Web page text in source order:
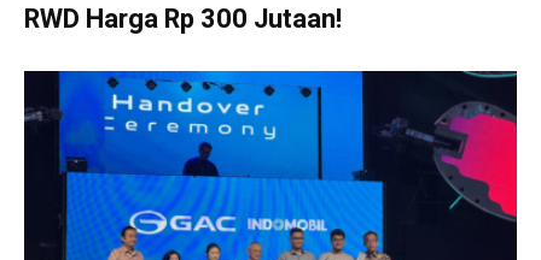
RWD Harga Rp 300 Jutaan!